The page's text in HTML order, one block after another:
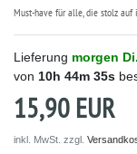
Must-have für alle, die stolz auf
Lieferung morgen
von 10h 44m 35s
15,90 EUR
inkl. MwSt. zzgl.